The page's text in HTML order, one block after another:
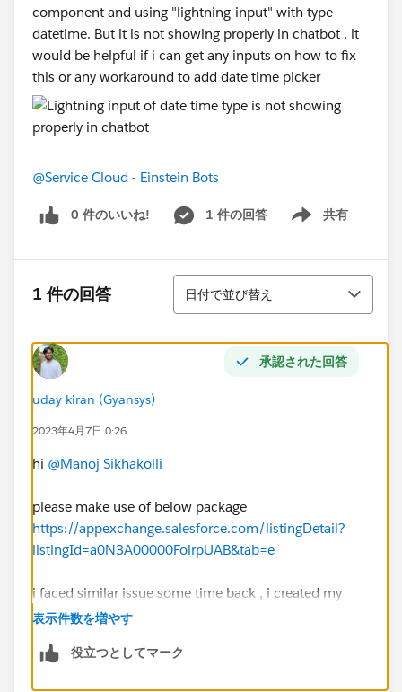
component and using "lightning-input" with type
datetime. But it is not showing properly in chatbot . it
would be helpful if i can get any inputs on how to fix
this or any workaround to add date time picker
@Service Cloud - Einstein Bots
0 件のいいね! 1 件の回答 共有
Show menu
1 件の回答
並び替え
日付で並び替え
承認された回答
uday kiran (Gyansys)
2023年4月7日 0:26
hi @Manoj Sikhakolli
please make use of below package
https://appexchange.salesforce.com/listingDetail?
listingId=a0N3A00000FoirpUAB&tab=e
i faced similar issue some time back , i created my
own css on the component level as its unable to
表示件数を増やす
役立つとしてマーク